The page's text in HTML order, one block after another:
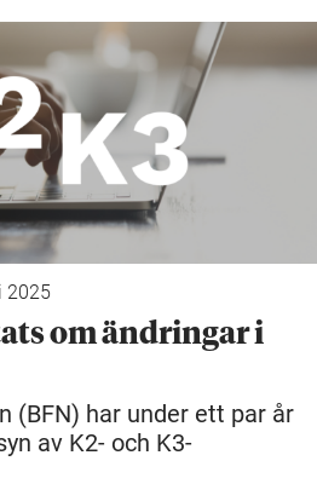
2025
om ändringar i
(BFN) har under ett par år
av K2- och K3-